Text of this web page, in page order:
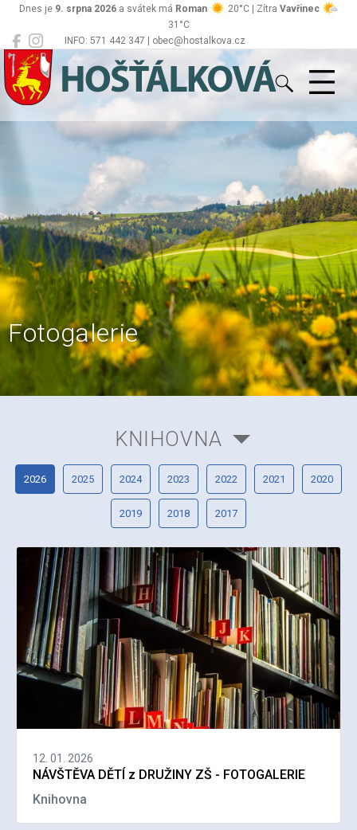
INFO: 571 442 347 | obec@hostalkova.cz
Dnes je 9. srpna 2026 a svátek má Roman 20°C | Zítra Vavřinec
31°C
Hošťálková
Fotogalerie
KNIHOVNA
2026 2025 2024 2023 2022 2021 2020
2019 2018 2017
12. 01. 2026
NÁVŠTĚVA DĚTÍ z DRUŽINY ZŠ - FOTOGALERIE
Knihovna